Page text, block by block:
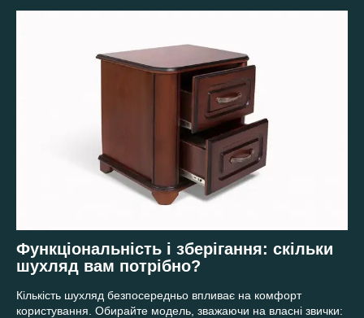
Функціональність і зберігання: скільки
шухляд вам потрібно?
Кількість шухляд безпосередньо впливає на комфорт
користування. Обирайте модель, зважаючи на власні звички: